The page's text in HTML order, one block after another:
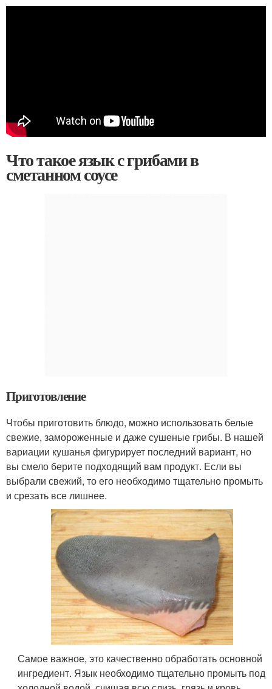
Что такое язык с грибами в
сметанном соусе
Приготовление
Чтобы приготовить блюдо, можно использовать белые
свежие, замороженные и даже сушеные грибы. В нашей
вариации кушанья фигурирует последний вариант, но
вы смело берите подходящий вам продукт. Если вы
выбрали свежий, то его необходимо тщательно промыть
и срезать все лишнее.
Самое важное, это качественно обработать основной
ингредиент. Язык необходимо тщательно промыть под